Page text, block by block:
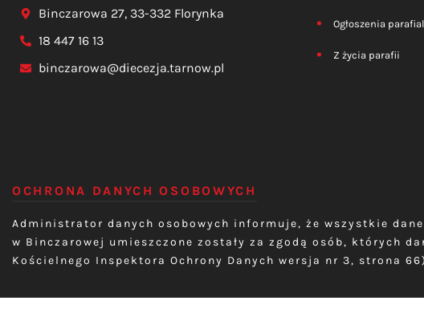
Binczarowa 27, 33-332 Florynka
18 447 16 13
binczarowa@diecezja.tarnow.pl
Ogłoszenia
Z życia parafii
OCHRONA DANYCH OSOBOWYCH
Administrator danych osobowych informuje, że wszystkie
w Binczarowej umieszczone zostały za zgodą osób, których
Kościelnego Inspektora Ochrony Danych wersja nr 3, strona